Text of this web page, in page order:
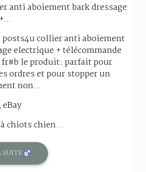
anti aboiement bark dressage
collier anti aboiement
electrique + télécommande
le produit: parfait pour
ordres et pour stopper un
non...
eBay
chiots chien...
SUITE